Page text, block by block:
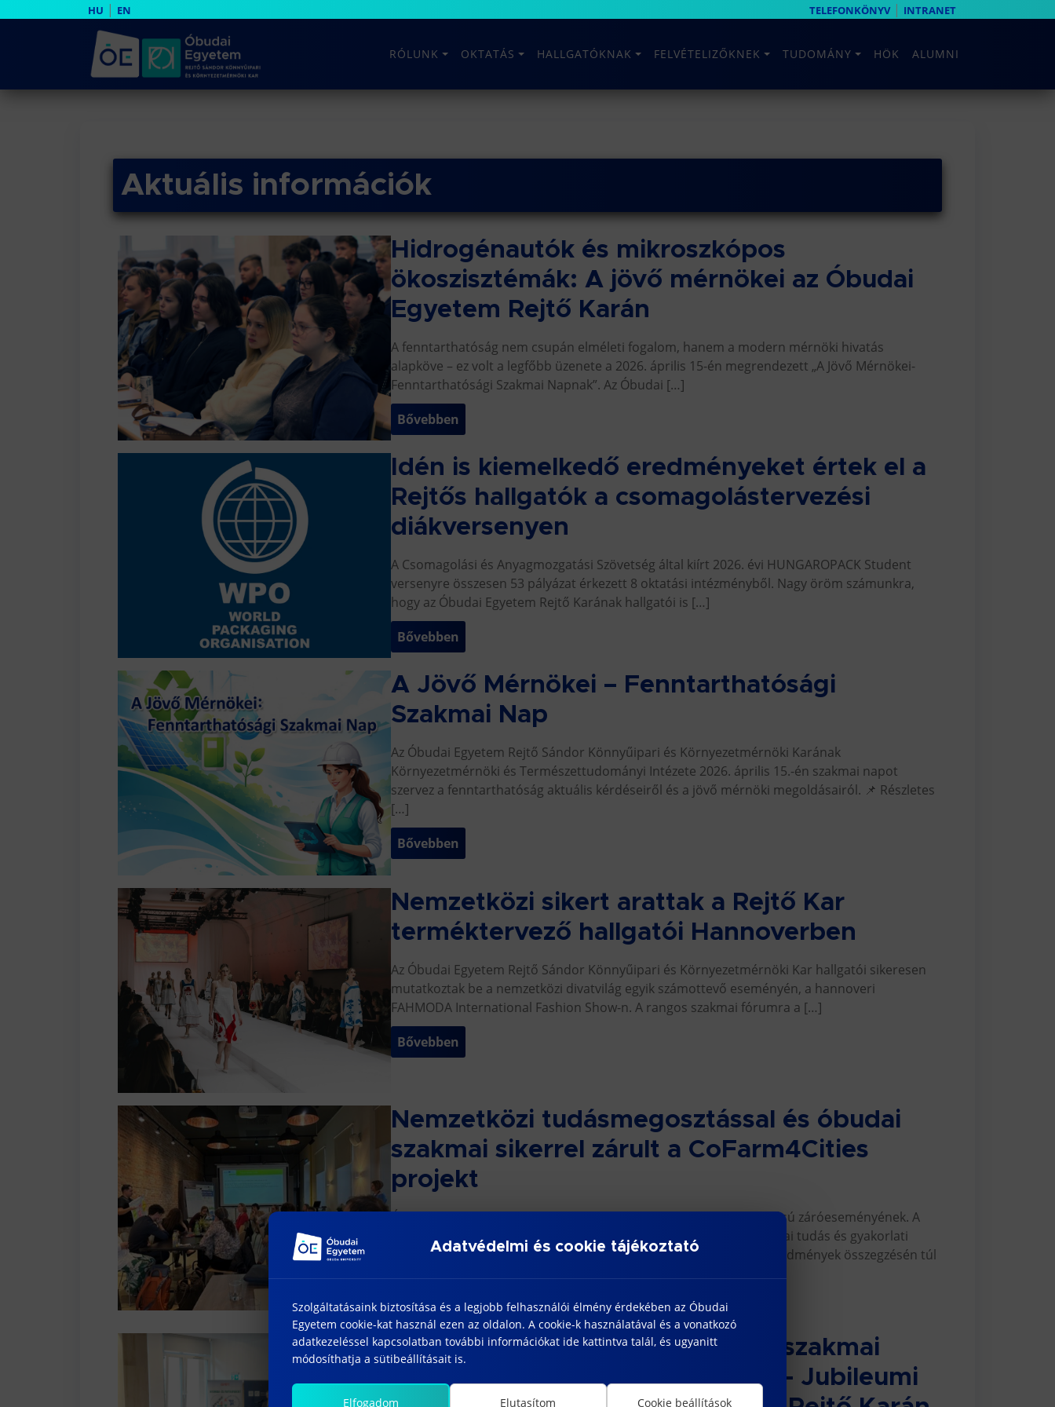
HU | EN TELEFONKÖNYV| INTRANET
RÓLUNK OKTATÁS HALLGATÓKNAK FELVÉTELIZŐKNEK TUDOMÁNY HÖK ALUMNI
Aktuális információk
Hidrogénautók és mikroszkópos
ökoszisztémák: A jövő mérnökei az Óbudai
Egyetem Rejtő Karán
A fenntarthatóság nem csupán elméleti fogalom, hanem a modern mérnöki hivatás
alapköve – ez volt a legfőbb üzenete a 2026. április 15-én megrendezett „A Jövő Mérnökei-
Fenntarthatósági Szakmai Napnak”. Az Óbudai […]
Bővebben
Idén is kiemelkedő eredményeket értek el a
Rejtős hallgatók a csomagolástervezési
diákversenyen
A Csomagolási és Anyagmozgatási Szövetség által kiírt 2026. évi HUNGAROPACK Student
versenyre összesen 53 pályázat érkezett 8 oktatási intézményből. Nagy öröm számunkra,
hogy az Óbudai Egyetem Rejtő Karának hallgatói is […]
Bővebben
A Jövő Mérnökei – Fenntarthatósági
Szakmai Nap
Az Óbudai Egyetem Rejtő Sándor Könnyűipari és Környezetmérnöki Karának
Környezetmérnöki és Természettudományi Intézete 2026. április 15.-én szakmai napot
szervez a fenntarthatóság aktuális kérdéseiről és a jövő mérnöki megoldásairól. 📌 Részletes
[…]
Bővebben
Nemzetközi sikert arattak a Rejtő Kar
terméktervező hallgatói Hannoverben
Az Óbudai Egyetem Rejtő Sándor Könnyűipari és Környezetmérnöki Kar hallgatói sikeresen
mutatkoztak be a nemzetközi divatvilág egyik számottevő eseményén, a hannoveri
FAHMODA International Fashion Show-n. A rangos szakmai fórumra a […]
Bővebben
Nemzetközi tudásmegosztással és óbudai
szakmai sikerrel zárult a CoFarm4Cities
projekt
Óbuda adott otthont az Interreg CoFarm4Cities projekt nagyszabású záróeseményének. A
négynapos rendezvénysorozat a projekt során felhalmozott szakmai tudás és gyakorlati
tapasztalatok legmeghatározóbb fórumaként szolgált, amely az eredmények összegzésén túl
Bővebben
Hetvenéves a magyar papíripar szakmai
iránytűje a „Papíripar” folyóirat – Jubileumi
Adatvédelmi és cookie tájékoztató
Szolgáltatásaink biztosítása és a legjobb felhasználói élmény érdekében az Óbudai
Egyetem cookie-kat használ ezen az oldalon. A cookie-k használatával és a vonatkozó
adatkezeléssel kapcsolatban további információkat ide kattintva talál, és ugyanitt
módosíthatja a sütibeállításait is.
Elfogadom Elutasítom Cookie beállítások